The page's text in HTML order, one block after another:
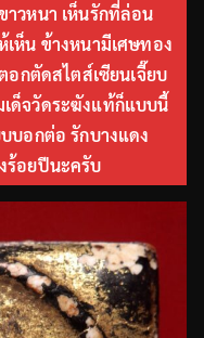
วหนา เห็นรักที่ล่อน
ห็น ข้างหนามีเศษทอง
อกตัดสไตส์เซียนเจี๊ยบ
ด็จวัดระฆังแท้ก็แบบนี้
บอกต่อ รักบางแดง
ร้อยปีนะครับ